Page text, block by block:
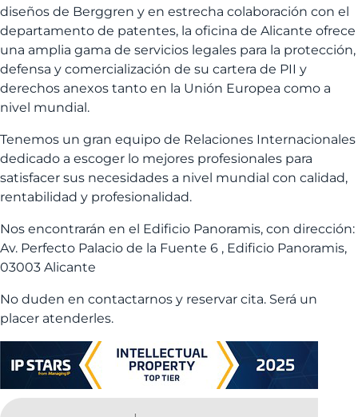
diseños de Berggren y en estrecha colaboración con el
departamento de patentes, la oficina de Alicante ofrece
una amplia gama de servicios legales para la protección,
defensa y comercialización de su cartera de PII y
derechos anexos tanto en la Unión Europea como a
nivel mundial.
Tenemos un gran equipo de Relaciones Internacionales
dedicado a escoger lo mejores profesionales para
satisfacer sus necesidades a nivel mundial con calidad,
rentabilidad y profesionalidad.
Nos encontrarán en el Edificio Panoramis, con dirección:
Av. Perfecto Palacio de la Fuente 6 , Edificio Panoramis,
03003 Alicante
No duden en contactarnos y reservar cita. Será un
placer atenderles.